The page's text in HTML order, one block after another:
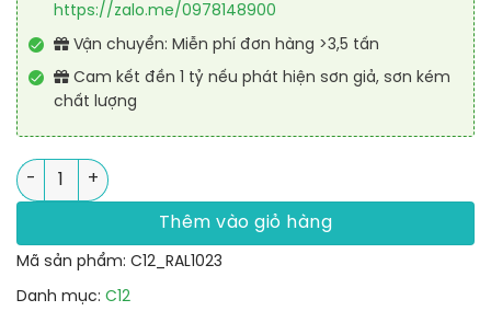
https://zalo.me/0978148900
Vận chuyển: Miễn phí đơn hàng >3,5 tấn
Cam kết đền 1 tỷ nếu phát hiện sơn giả, sơn kém
chất lượng
Sơn bó vỉa bê tông phản quang Alkyd nhanh khô RAL RASIDE
Thêm vào giỏ hàng
Mã sản phẩm: C12_RAL1023
Danh mục: C12